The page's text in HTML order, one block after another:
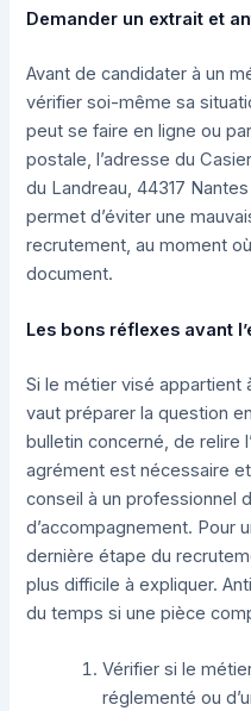
Demander un extrait et
Avant de candidater à un
vérifier soi-même sa
peut se faire en ligne ou
postale, l’adresse du
du Landreau, 44317
permet d’éviter une
recrutement, au moment
document.
Les bons réflexes avant
Si le métier visé appartient
vaut préparer la question
bulletin concerné, de relire
agrément est nécessaire
conseil à un professionnel
d’accompagnement. Pour
dernière étape du
plus difficile à expliquer.
du temps si une pièce
Vérifier si le
réglementé ou